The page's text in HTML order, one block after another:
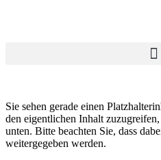
Sie sehen gerade einen
den eigentlichen Inhalt
unten. Bitte beachten Sie, dass
weitergegeben werden.